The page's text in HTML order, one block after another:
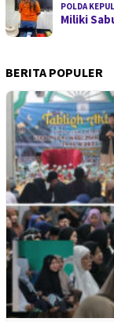
POLDA
Miliki
BERITA POPULER